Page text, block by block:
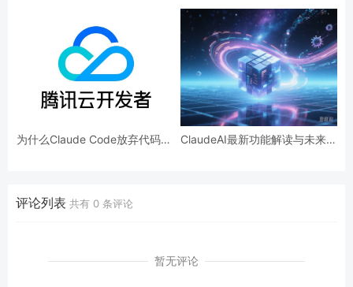
代码评审实践
为什么Claude Code放弃代码索
ClaudeAI最新功能解读与未来发
评论列表 共有 0 条评论
暂无评论